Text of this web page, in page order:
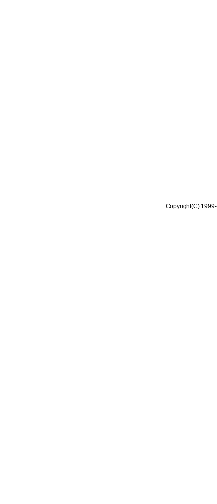
Copyright(C)